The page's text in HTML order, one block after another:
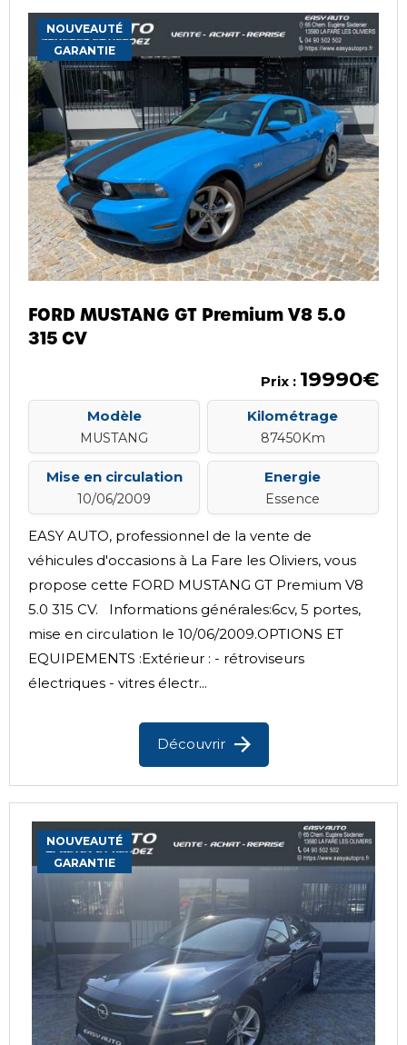
NOUVEAUTÉ
GARANTIE
FORD MUSTANG GT Premium V8 5.0
315 CV
Prix : 19990€
Modèle
MUSTANG
Kilométrage
87450Km
Mise en circulation
10/06/2009
Energie
Essence
EASY AUTO, professionnel de la vente de
véhicules d'occasions à La Fare les Oliviers, vous
propose cette FORD MUSTANG GT Premium V8
5.0 315 CV. Informations générales:6cv, 5 portes,
mise en circulation le 10/06/2009.OPTIONS ET
EQUIPEMENTS :Extérieur : - rétroviseurs
électriques - vitres électr...
Découvrir
NOUVEAUTÉ
GARANTIE